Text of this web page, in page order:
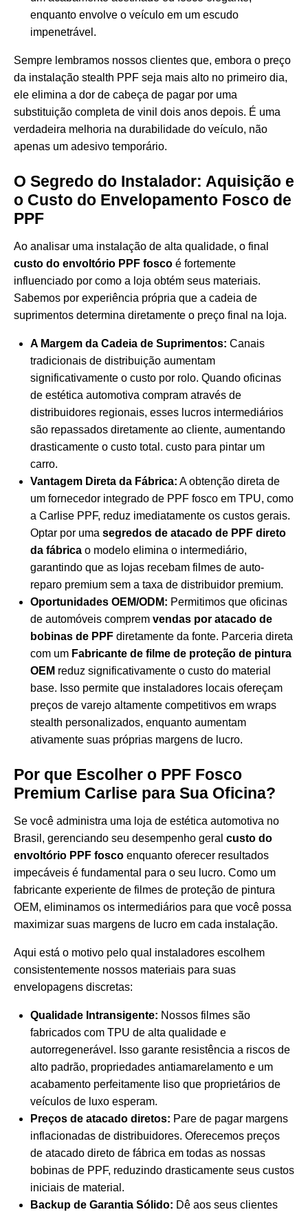
enquanto envolve o veículo em um escudo
impenetrável.
Sempre lembramos nossos clientes que, embora o preço
da instalação stealth PPF seja mais alto no primeiro dia,
ele elimina a dor de cabeça de pagar por uma
substituição completa de vinil dois anos depois. É uma
verdadeira melhoria na durabilidade do veículo, não
apenas um adesivo temporário.
O Segredo do Instalador: Aquisição e
o Custo do Envelopamento Fosco de
PPF
Ao analisar uma instalação de alta qualidade, o final
custo do envoltório PPF fosco é fortemente
influenciado por como a loja obtém seus materiais.
Sabemos por experiência própria que a cadeia de
suprimentos determina diretamente o preço final na loja.
A Margem da Cadeia de Suprimentos: Canais
tradicionais de distribuição aumentam
significativamente o custo por rolo. Quando oficinas
de estética automotiva compram através de
distribuidores regionais, esses lucros intermediários
são repassados diretamente ao cliente, aumentando
drasticamente o custo total. custo para pintar um
carro.
Vantagem Direta da Fábrica: A obtenção direta de
um fornecedor integrado de PPF fosco em TPU, como
a Carlise PPF, reduz imediatamente os custos gerais.
Optar por uma segredos de atacado de PPF direto
da fábrica o modelo elimina o intermediário,
garantindo que as lojas recebam filmes de auto-
reparo premium sem a taxa de distribuidor premium.
Oportunidades OEM/ODM: Permitimos que oficinas
de automóveis comprem vendas por atacado de
bobinas de PPF diretamente da fonte. Parceria direta
com um Fabricante de filme de proteção de pintura
OEM reduz significativamente o custo do material
base. Isso permite que instaladores locais ofereçam
preços de varejo altamente competitivos em wraps
stealth personalizados, enquanto aumentam
ativamente suas próprias margens de lucro.
Por que Escolher o PPF Fosco
Premium Carlise para Sua Oficina?
Se você administra uma loja de estética automotiva no
Brasil, gerenciando seu desempenho geral custo do
envoltório PPF fosco enquanto oferecer resultados
impecáveis é fundamental para o seu lucro. Como um
fabricante experiente de filmes de proteção de pintura
OEM, eliminamos os intermediários para que você possa
maximizar suas margens de lucro em cada instalação.
Aqui está o motivo pelo qual instaladores escolhem
consistentemente nossos materiais para suas
envelopagens discretas:
Qualidade Intransigente: Nossos filmes são
fabricados com TPU de alta qualidade e
autorregenerável. Isso garante resistência a riscos de
alto padrão, propriedades antiamarelamento e um
acabamento perfeitamente liso que proprietários de
veículos de luxo esperam.
Preços de atacado diretos: Pare de pagar margens
inflacionadas de distribuidores. Oferecemos preços
de atacado direto de fábrica em todas as nossas
bobinas de PPF, reduzindo drasticamente seus custos
iniciais de material.
Backup de Garantia Sólido: Dê aos seus clientes